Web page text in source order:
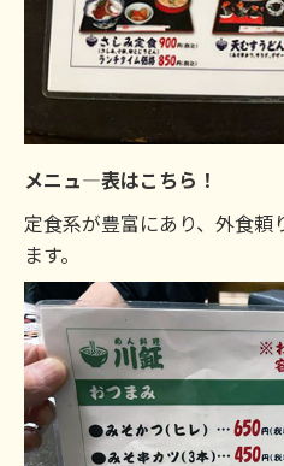
メニュ―表はこちら！
定食系が豊富にあり、外食頼
ます。